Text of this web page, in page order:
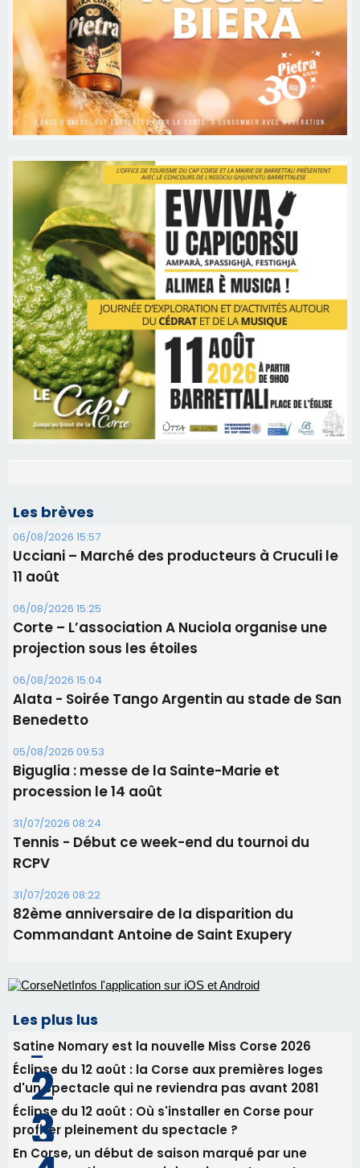
Les brèves
06/08/2026 15:57
Ucciani – Marché des producteurs à Cruculi le
11 août
06/08/2026 15:25
Corte – L’association A Nuciola organise une
projection sous les étoiles
06/08/2026 15:04
Alata - Soirée Tango Argentin au stade de San
Benedetto
05/08/2026 09:53
Biguglia : messe de la Sainte-Marie et
procession le 14 août
Tennis - Début ce week-end du tournoi du
RCPV
31/07/2026 08:22
82ème anniversaire de la disparition du
Commandant Antoine de Saint Exupery